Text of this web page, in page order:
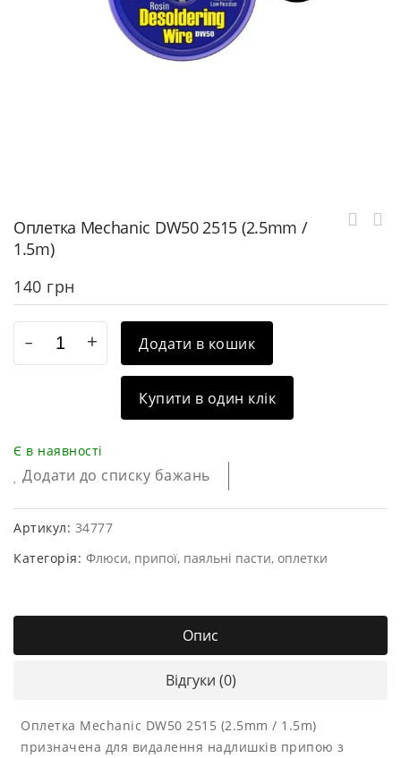
Оплетка Mechanic DW50 2515 (2.5mm /
1.5m)
140 грн
Додати в кошик
Купити в один клік
Є в наявності
Додати до списку бажань
Артикул: 34777
Категорія: Флюси, припої, паяльні пасти, оплетки
Опис
Відгуки (0)
Оплетка Mechanic DW50 2515 (2.5mm / 1.5m)
призначена для видалення надлишків припою з